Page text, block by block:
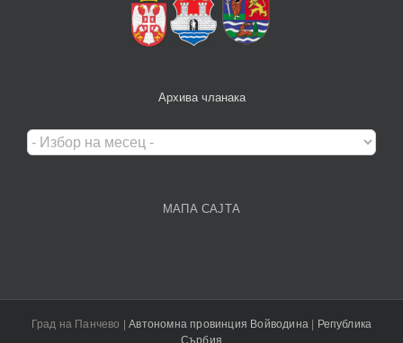
Архива чланака
Архива
чланака
МАПА САЈТА
Град на Панчево |Автономна провинция Войводина
Република